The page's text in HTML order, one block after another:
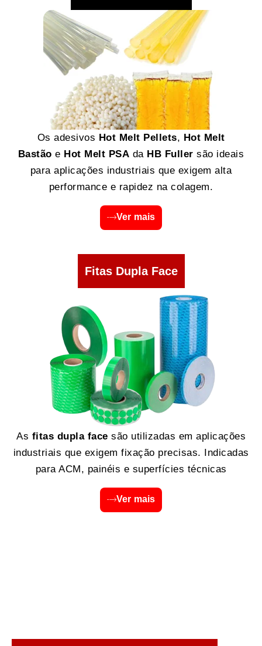
Os adesivos Hot Melt Pellets, Hot Melt
Bastão e Hot Melt PSA da HB Fuller são ideais
para aplicações industriais que exigem alta
performance e rapidez na colagem.
Ver mais
Fitas Dupla Face
As fitas dupla face são utilizadas em aplicações
industriais que exigem fixação precisas. Indicadas
para ACM, painéis e superfícies técnicas
Ver mais